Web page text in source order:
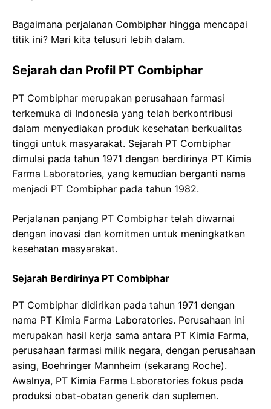
Bagaimana perjalanan Combiphar hingga mencapai
titik ini? Mari kita telusuri lebih dalam.
Sejarah dan Profil PT Combiphar
PT Combiphar merupakan perusahaan farmasi
terkemuka di Indonesia yang telah berkontribusi
dalam menyediakan produk kesehatan berkualitas
tinggi untuk masyarakat. Sejarah PT Combiphar
dimulai pada tahun 1971 dengan berdirinya PT Kimia
Farma Laboratories, yang kemudian berganti nama
menjadi PT Combiphar pada tahun 1982.
Perjalanan panjang PT Combiphar telah diwarnai
dengan inovasi dan komitmen untuk meningkatkan
kesehatan masyarakat.
Sejarah Berdirinya PT Combiphar
PT Combiphar didirikan pada tahun 1971 dengan
nama PT Kimia Farma Laboratories. Perusahaan ini
merupakan hasil kerja sama antara PT Kimia Farma,
perusahaan farmasi milik negara, dengan perusahaan
asing, Boehringer Mannheim (sekarang Roche).
Awalnya, PT Kimia Farma Laboratories fokus pada
produksi obat-obatan generik dan suplemen.